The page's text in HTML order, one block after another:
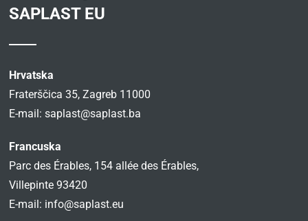
SAPLAST EU
Hrvatska
Fraterščica 35, Zagreb 11000
E-mail:saplast@saplast.ba
Francuska
Parc des Érables, 154 allée des Érables,
Villepinte 93420
E-mail: info@saplast.eu